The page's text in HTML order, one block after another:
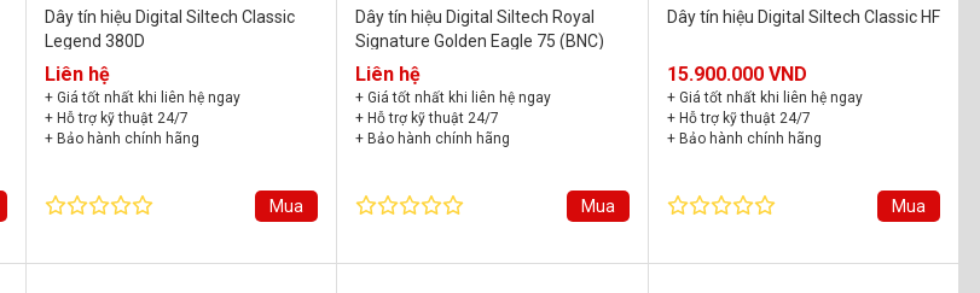
Dây tín hiệu Digital Siltech Classic
Legend 380D
Liên hệ
+ Giá tốt nhất khi liên hệ ngay
+ Hỗ trợ kỹ thuật 24/7
+ Bảo hành chính hãng
Mua
Dây tín hiệu Digital Siltech Royal
Signature Golden Eagle 75 (BNC)
Liên hệ
+ Giá tốt nhất khi liên hệ ngay
+ Hỗ trợ kỹ thuật 24/7
+ Bảo hành chính hãng
Mua
Dây tín hiệu Digital Siltech Classic HF
15.900.000 VND
+ Giá tốt nhất khi liên hệ ngay
+ Hỗ trợ kỹ thuật 24/7
+ Bảo hành chính hãng
Mua